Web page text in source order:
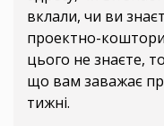
вклали, чи ви
проектно-
цього не знаєте,
що вам заважає
тижні.